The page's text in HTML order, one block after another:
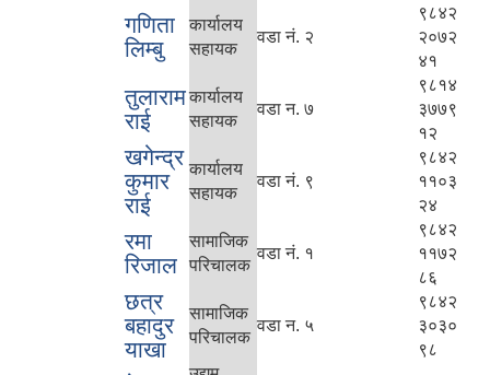
गणिता
लिम्बु
कार्यालय
सहायक
वडा नं. २
९८४२
२०७२
४१
तुलाराम
राई
कार्यालय
सहायक
वडा न. ७
९८१४
३७७९
१२
खगेन्द्र
कुमार
राई
कार्यालय
सहायक
वडा नं. ९
९८४२
११०३
२४
रमा
रिजाल
सामाजिक
परिचालक
वडा नं. १
९८४२
११७२
८६
छत्र
बहादुर
याखा
सामाजिक
परिचालक
वडा न. ५
९८४२
३०३०
९८